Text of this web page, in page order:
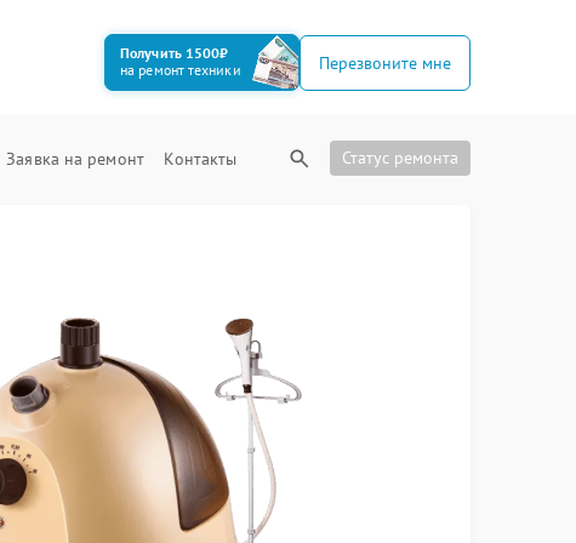
Получить 1500₽
на ремонт техники
Перезвоните мне
Заявка на ремонт Контакты Статус ремонта